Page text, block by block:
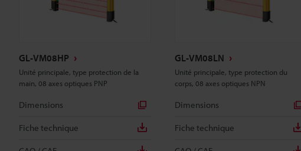
GL-VM08HP
Unité principale, type protection de la
main, 08 axes optiques PNP
Dimensions
Fiche technique
GL-VM08LN
Unité principale, type protection du
corps, 08 axes optiques NPN
Dimensions
Fiche technique